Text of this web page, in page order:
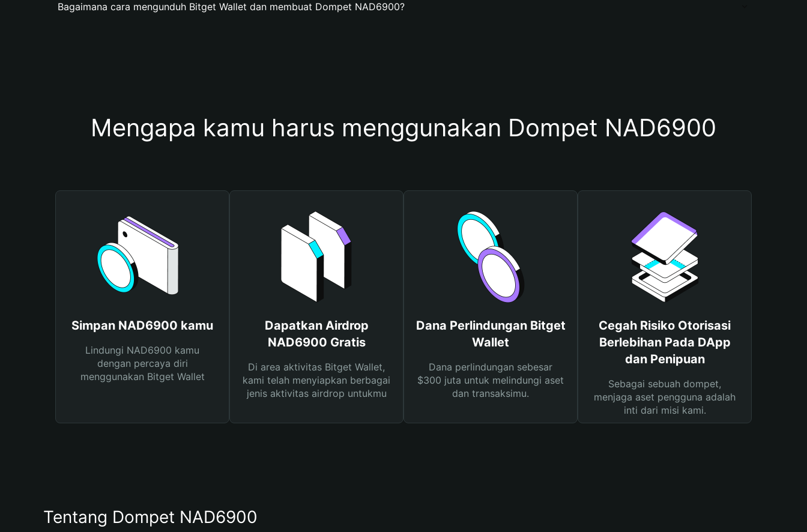
Bagaimana cara mengunduh Bitget Wallet dan membuat Dompet NAD6900?
Mengapa kamu harus menggunakan Dompet NAD6900
Simpan NAD6900 kamu
Lindungi NAD6900 kamu
dengan percaya diri
menggunakan Bitget Wallet
Dapatkan Airdrop
NAD6900 Gratis
Di area aktivitas Bitget Wallet,
kami telah menyiapkan berbagai
jenis aktivitas airdrop untukmu
Dana Perlindungan Bitget
Wallet
Dana perlindungan sebesar
$300 juta untuk melindungi aset
dan transaksimu.
Cegah Risiko Otorisasi
Berlebihan Pada DApp
dan Penipuan
Sebagai sebuah dompet,
menjaga aset pengguna adalah
inti dari misi kami.
Tentang Dompet NAD6900